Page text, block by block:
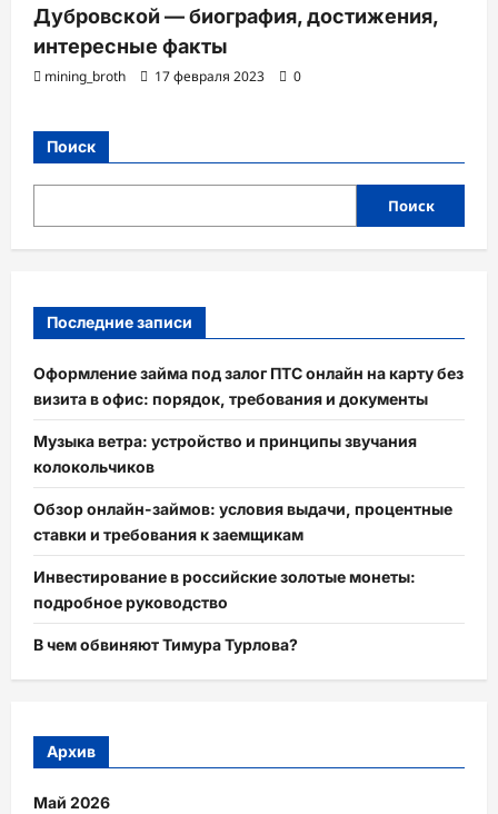
Дубровской — биография, достижения,
интересные факты
mining_broth 17 февраля 2023 0
Поиск
Поиск
Последние записи
Оформление займа под залог ПТС онлайн на карту без
визита в офис: порядок, требования и документы
Музыка ветра: устройство и принципы звучания
колокольчиков
Обзор онлайн-займов: условия выдачи, процентные
ставки и требования к заемщикам
Инвестирование в российские золотые монеты:
подробное руководство
В чем обвиняют Тимура Турлова?
Архив
Май 2026